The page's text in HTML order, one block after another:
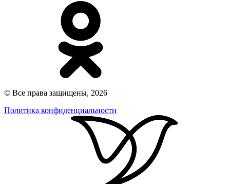
© Все права защищены, 2026
Политика конфиденциальности